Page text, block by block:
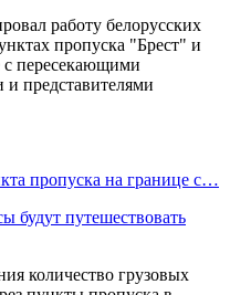
работу белорусских
пропуска "Брест" и
с пересекающими
представителями
пропуска на границе с…
будут путешествовать
количество грузовых